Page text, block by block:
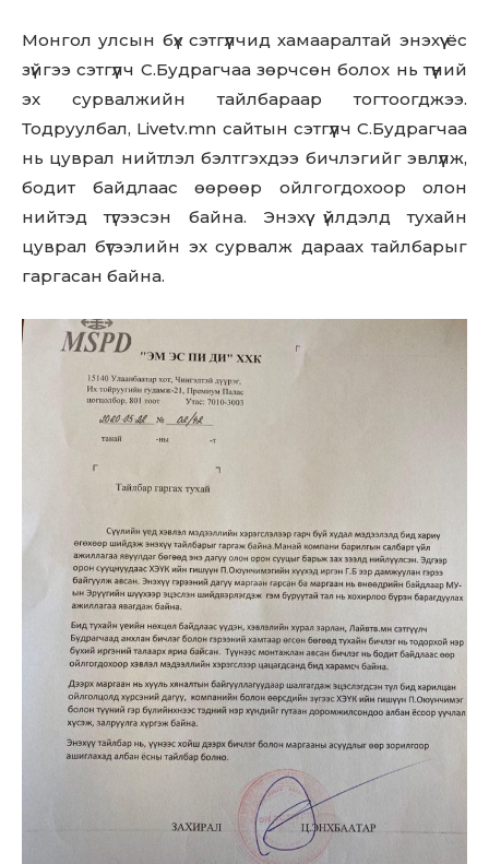
Монгол улсын бүх сэтгүүлчид хамааралтай энэхүү ёс
зүйгээ сэтгүүлч С.Будрагчаа зөрчсөн болох нь түүний
эх сурвалжийн тайлбараар тогтоогджээ.
Тодруулбал, Livetv.mn сайтын сэтгүүлч С.Будрагчаа
нь цуврал нийтлэл бэлтгэхдээ бичлэгийг эвлүүлж,
бодит байдлаас өөрөөр ойлгогдохоор олон
нийтэд түгээсэн байна. Энэхүү үйлдэлд тухайн
цуврал бүтээлийн эх сурвалж дараах тайлбарыг
гаргасан байна.